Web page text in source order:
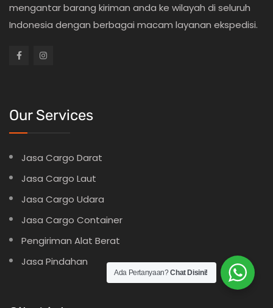
mengantar barang kiriman anda ke wilayah di seluruh
Indonesia dengan berbagai macam layanan ekspedisi.
Our Services
Jasa Cargo Darat
Jasa Cargo Laut
Jasa Cargo Udara
Jasa Cargo Container
Pengiriman Alat Berat
Jasa Pindahan
Ada Pertanyaan?Chat Disini!